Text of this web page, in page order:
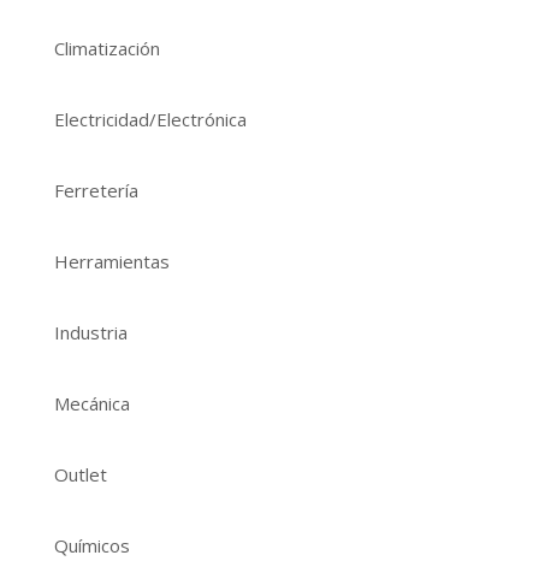
Climatización
Electricidad/Electrónica
Ferretería
Herramientas
Industria
Mecánica
Outlet
Químicos